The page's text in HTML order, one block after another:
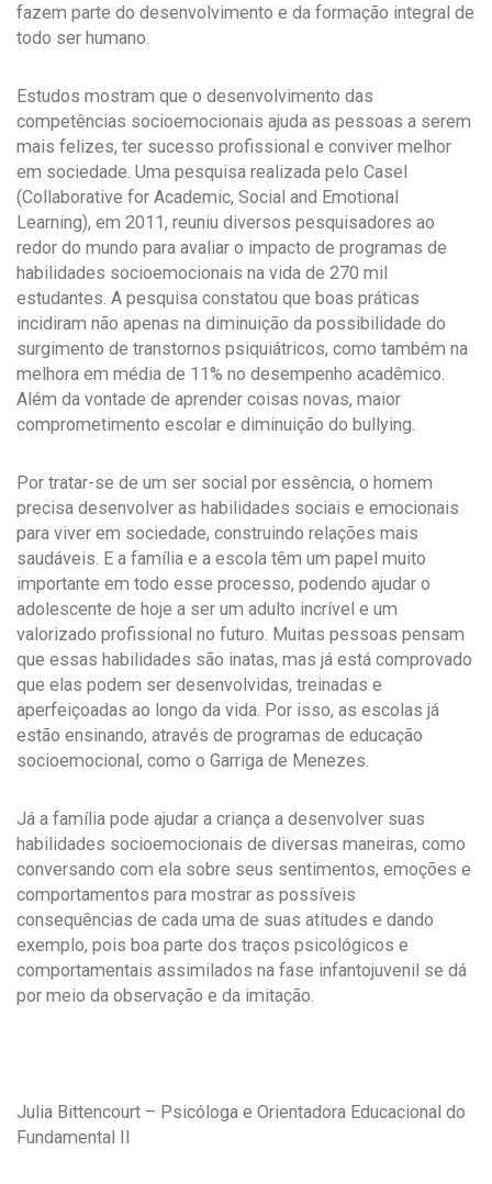
fazem parte do desenvolvimento e da formação integral de
todo ser humano.
Estudos mostram que o desenvolvimento das
competências socioemocionais ajuda as pessoas a serem
mais felizes, ter sucesso profissional e conviver melhor
em sociedade. Uma pesquisa realizada pelo Casel
(Collaborative for Academic, Social and Emotional
Learning), em 2011, reuniu diversos pesquisadores ao
redor do mundo para avaliar o impacto de programas de
habilidades socioemocionais na vida de 270 mil
estudantes. A pesquisa constatou que boas práticas
incidiram não apenas na diminuição da possibilidade do
surgimento de transtornos psiquiátricos, como também na
melhora em média de 11% no desempenho acadêmico.
Além da vontade de aprender coisas novas, maior
comprometimento escolar e diminuição do bullying.
Por tratar-se de um ser social por essência, o homem
precisa desenvolver as habilidades sociais e emocionais
para viver em sociedade, construindo relações mais
saudáveis. E a família e a escola têm um papel muito
importante em todo esse processo, podendo ajudar o
adolescente de hoje a ser um adulto incrível e um
valorizado profissional no futuro. Muitas pessoas pensam
que essas habilidades são inatas, mas já está comprovado
que elas podem ser desenvolvidas, treinadas e
aperfeiçoadas ao longo da vida. Por isso, as escolas já
estão ensinando, através de programas de educação
socioemocional, como o Garriga de Menezes.
Já a família pode ajudar a criança a desenvolver suas
habilidades socioemocionais de diversas maneiras, como
conversando com ela sobre seus sentimentos, emoções e
comportamentos para mostrar as possíveis
consequências de cada uma de suas atitudes e dando
exemplo, pois boa parte dos traços psicológicos e
comportamentais assimilados na fase infantojuvenil se dá
por meio da observação e da imitação.
Julia Bittencourt – Psicóloga e Orientadora Educacional do
Fundamental II